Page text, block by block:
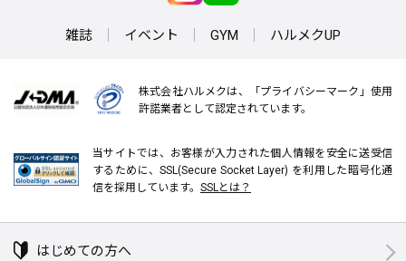
雑誌 イベント GYM ハルメクUP
株式会社ハルメクは、「プライバシーマーク」使用
許諾業者として認定されています。
当サイトでは、お客様が入力された個人情報を安全に送受信
するために、SSL(Secure Socket Layer) を利用した暗号化通
信を採用しています。 SSLとは？
はじめての方へ